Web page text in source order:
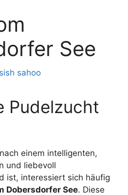
See
sahoo
Pudelzucht
einem intelligenten,
und liebevoll
ist, interessiert sich häufig
Dobersdorfer See. Diese